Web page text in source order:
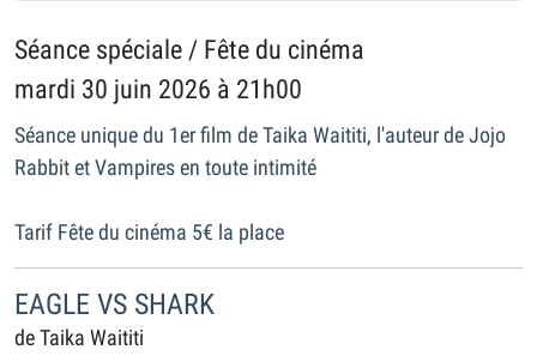
Séance spéciale / Fête du cinéma
mardi 30 juin 2026 à 21h00
Séance unique du 1er film de Taika Waititi, l'auteur de Jojo
Rabbit et Vampires en toute intimité
Tarif Fête du cinéma 5€ la place
EAGLE VS SHARK
de Taika Waititi